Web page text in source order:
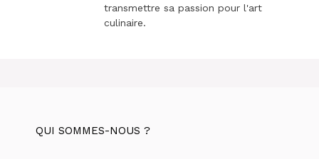
transmettre sa passion pour l'art
culinaire.
QUI SOMMES-NOUS ?